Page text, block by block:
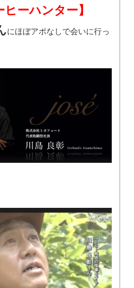
ヒーハンター】
にほぼアポなしで会いに行っ